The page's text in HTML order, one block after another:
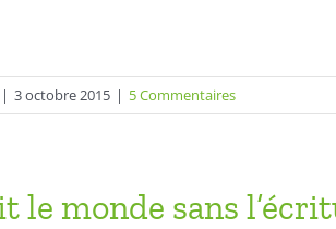
| 3 octobre 2015 | 5 Commentaires
le monde sans